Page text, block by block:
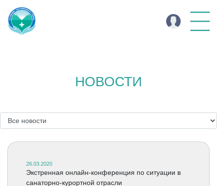
НОВОСТИ
26.03.2020
Экстренная онлайн-конференция по ситуации в
санаторно-курортной отрасли